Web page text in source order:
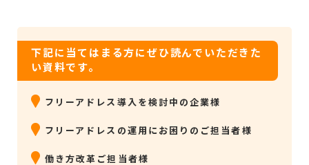
下記に当てはまる方にぜひ読んでいただきた
い資料です。
フリーアドレス導入を検討中の企業様
フリーアドレスの運用にお困りのご担当者様
働き方改革ご担当者様